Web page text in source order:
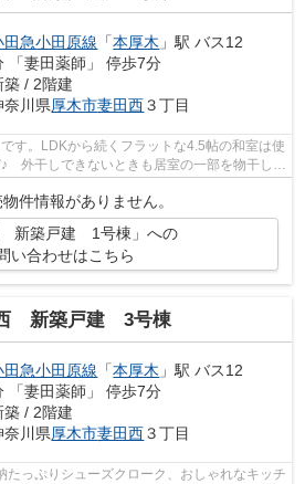
田急小田原線 「本厚木 」駅 バス12
「妻田薬師」 停歩7分
築 / 2階建
奈川県厚木市妻田西３丁目
す。LDKから続くフラットな4.5帖の和室は使
外干しできないときも居室の一部を物干しス
燥機付...
件情報がありません。
新築戸建 1号棟」への
い合わせはこちら
新築戸建 3号棟
田急小田原線 「本厚木 」駅 バス12
「妻田薬師」 停歩7分
築 / 2階建
奈川県厚木市妻田西３丁目
たっぷりシューズクローク、おしゃれなキッチ